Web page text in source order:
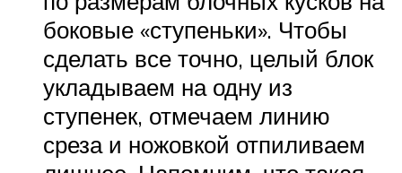
боковые «ступеньки». Чтобы
сделать все точно, целый блок
укладываем на одну из
ступенек, отмечаем линию
среза и ножовкой отпиливаем